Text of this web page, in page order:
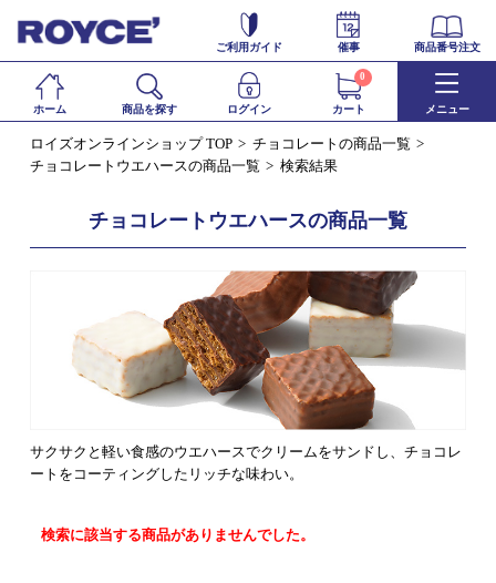
ご利用ガイド 催事 商品番号注文
ホーム 商品を探す ログイン カート
0
メニュー
ロイズオンラインショップ TOP
チョコレートの商品一覧
チョコレートウエハースの商品一覧
検索結果
チョコレートウエハースの商品一覧
サクサクと軽い食感のウエハースでクリームをサンドし、チョコレ
ートをコーティングしたリッチな味わい。
検索に該当する商品がありませんでした。